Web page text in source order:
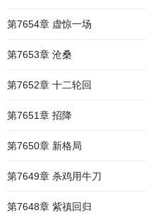
第7654章 虚惊一场
第7653章 沧桑
第7652章 十二轮回
第7651章 招降
第7650章 新格局
第7649章 杀鸡用牛刀
第7648章 紫禛回归